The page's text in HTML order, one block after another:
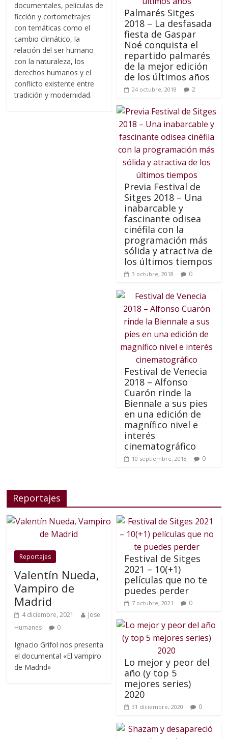
documentales, películas de
ficción y cortometrajes
con temáticas como el
cambio climático, la
relación del ser humano
con la naturaleza, los
derechos humanos y el
conflicto existente entre
tradición y modernidad.
Palmarés Sitges
2018 – La desfasada
fiesta de Gaspar
Noé conquista el
repartido palmarés
de la mejor edición
de los últimos años
24 octubre, 2018 2
Previa Festival de
Sitges 2018 – Una
inabarcable y
fascinante odisea
cinéfila con la
programación más
sólida y atractiva de
los últimos tiempos
3 octubre, 2018 0
Festival de Venecia
2018 – Alfonso
Cuarón rinde la
Biennale a sus pies
en una edición de
magnífico nivel e
interés
cinematográfico
10 septiembre, 2018 0
Reportajes
Reportajes
Valentín Nueda,
Vampiro de
Madrid
4 diciembre, 2021
Jose
Humanes
0
Ignacio Grifol nos presenta
el documental «El vampiro
de Madrid»
Festival de Sitges
2021 – 10(+1)
películas que no te
puedes perder
7 octubre, 2021 0
Lo mejor y peor del
año (y top 5
mejores series)
2020
31 diciembre, 2020 0